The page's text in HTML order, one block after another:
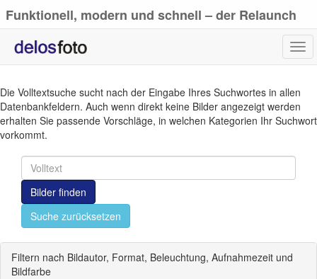
Funktionell, modern und schnell – der Relaunch
Die Volltextsuche sucht nach der Eingabe Ihres Suchwortes in allen
Datenbankfeldern. Auch wenn direkt keine Bilder angezeigt werden
erhalten Sie passende Vorschläge, in welchen Kategorien Ihr Suchwort
vorkommt.
Bilder finden
Suche zurücksetzen
Filtern nach Bildautor, Format, Beleuchtung, Aufnahmezeit und
Bildfarbe